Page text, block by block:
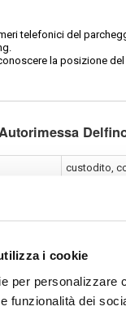
i cookie
per personalizzare
funzionalità dei
telefonici del
la posizione del
custodito,
Vedi tutte